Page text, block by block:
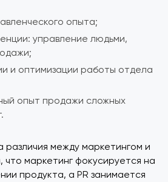
опыта;
управление людьми,
и оптимизации работы отдела
опыт продажи сложных
различия между маркетингом и
что маркетинг фокусируется на
продукта, а PR занимается